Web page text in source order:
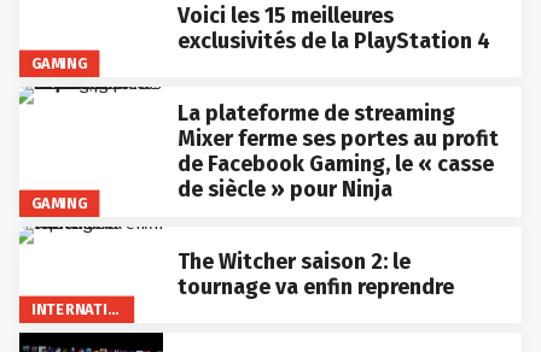
GAMING
Voici les 15 meilleures
exclusivités de la PlayStation 4
GAMING
La plateforme de streaming
Mixer ferme ses portes au profit
de Facebook Gaming, le « casse
de siècle » pour Ninja
INTERNATIONAL
The Witcher saison 2: le
tournage va enfin reprendre